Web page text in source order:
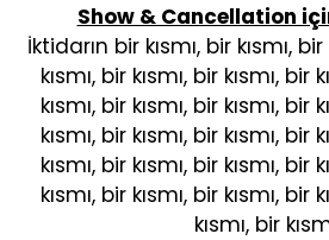
Show & Cancellation
İktidarın bir kısmı, bir kısmı, bir
kısmı, bir kısmı, bir kısmı, bir
kısmı, bir kısmı, bir kısmı, bir
kısmı, bir kısmı, bir kısmı, bir
kısmı, bir kısmı, bir kısmı, bir
kısmı, bir kısmı, bir kısmı, bir
kısmı, bir